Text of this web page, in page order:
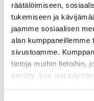
räätälöimiseen,
tukemiseen ja
jaamme sosiaalisen
alan kumppaneillemme
sivustoamme.
tietoja muihin tietoihin,
kerätty, kun olet
Jäsenhinta450
euroa (+ alv).
Koulutukseen